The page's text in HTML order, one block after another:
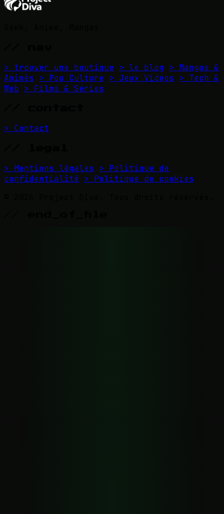
> trouver une boutique > le blog > Mangas &
Animés
> Pop Culture > Jeux Vidéos
> Tech &
Web > Films & Séries
> Contact
> Mentions légales
> Politique de
confidentialité > Politique de cookies